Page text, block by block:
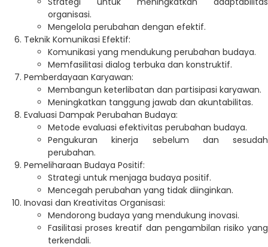
organisasi.
Mengelola perubahan dengan efektif.
Teknik Komunikasi Efektif:
Komunikasi yang mendukung perubahan budaya.
Memfasilitasi dialog terbuka dan konstruktif.
Pemberdayaan Karyawan:
Membangun keterlibatan dan partisipasi karyawan.
Meningkatkan tanggung jawab dan akuntabilitas.
Evaluasi Dampak Perubahan Budaya:
Metode evaluasi efektivitas perubahan budaya.
Pengukuran kinerja sebelum dan sesudah
perubahan.
Pemeliharaan Budaya Positif:
Strategi untuk menjaga budaya positif.
Mencegah perubahan yang tidak diinginkan.
Inovasi dan Kreativitas Organisasi:
Mendorong budaya yang mendukung inovasi.
Fasilitasi proses kreatif dan pengambilan risiko yang
terkendali.